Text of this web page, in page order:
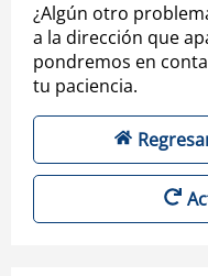
¿Algún otro
a la dirección que
pondremos en
tu paciencia.